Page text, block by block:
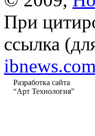
При
ссылка
Разработка сайта
“Арт Технология”